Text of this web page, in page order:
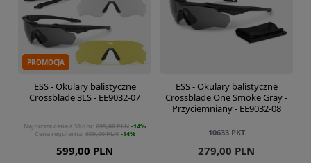
PROMOCJA
ESS - Okulary balistyczne
Crossblade 3LS - EE9032-07
599,00 PLN
Najniższa cena z 30 dni: 699,00 PLN -14%
Cena regularna: 699,00 PLN -14%
ESS - Okulary balistyczne
Crossblade One Smoke Gray -
Przyciemniany - EE9032-08
279,00 PLN
10633PKT